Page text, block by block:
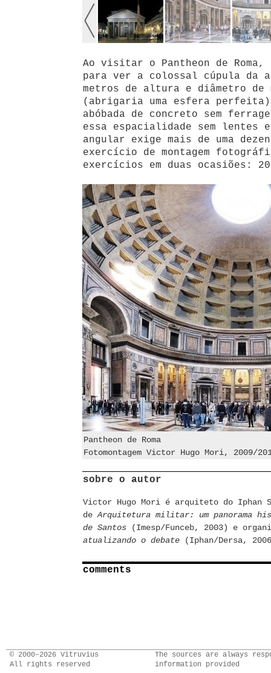
Ao visitar o Pantheon de
para ver a colossal cúpula da
metros de altura e diâmetro de
(abrigaria uma esfera
abóbada de concreto sem
essa espacialidade sem lentes
angular exige mais de uma
exercício de montagem
exercícios em duas ocasiões:
Pantheon de Roma
Fotomontagem Victor Hugo Mori, 2009/
sobre o autor
Victor Hugo Mori é arquiteto do Iphan
deArquitetura militar: um panorama
de Santos (Imesp/Funceb, 2003) e
atualizando o debate (Iphan/Dersa,
comments
© 2000–2026 Vitruvius
All rights reserved
The sources are always
information provided